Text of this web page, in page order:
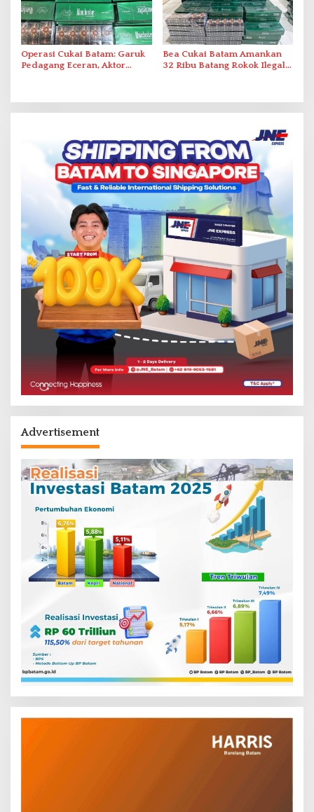
Operasi Cukai Batam: Garuk
Pedagang Eceran, Aktor
Bea Cukai Batam Amankan
32 Ribu Batang Rokok Ilegal
Advertisement